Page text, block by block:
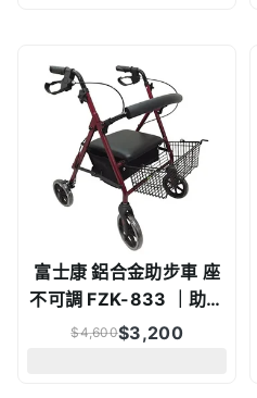
富士康 鋁合金助步車 座
不可調 FZK-833 ｜助步
車助行車輔具補助
$4,600$3,200